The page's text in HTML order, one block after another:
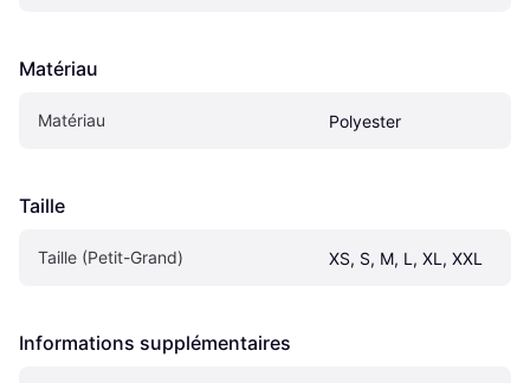
Matériau
Matériau Polyester
Taille
Taille (Petit-Grand) XS, S, M, L, XL, XXL
Informations supplémentaires